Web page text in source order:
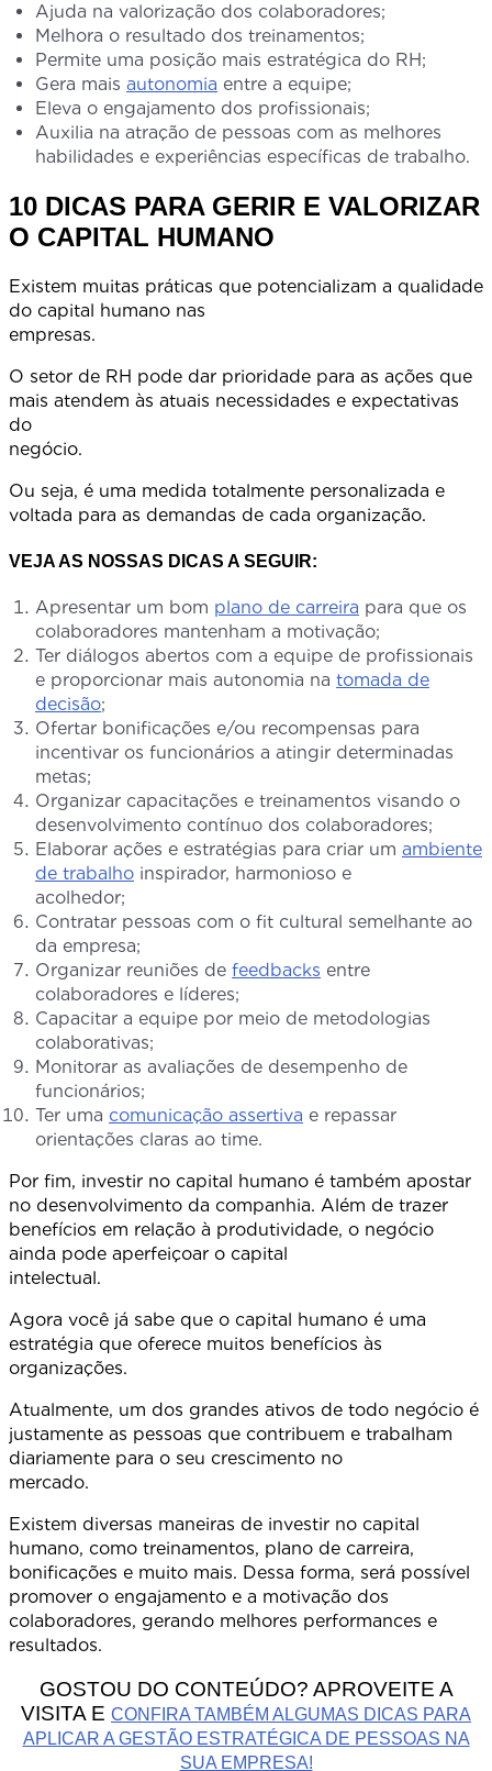
Ajuda na valorização dos colaboradores;
Melhora o resultado dos treinamentos;
Permite uma posição mais estratégica do RH;
Gera mais autonomia entre a equipe;
Eleva o engajamento dos profissionais;
Auxilia na atração de pessoas com as melhores
habilidades e experiências específicas de trabalho.
10 DICAS PARA GERIR E VALORIZAR
O CAPITAL HUMANO
Existem muitas práticas que potencializam a qualidade
do capital humano nas
O setor de RH pode dar prioridade para as ações que
mais atendem às atuais necessidades e expectativas
do
Ou seja, é uma medida totalmente personalizada e
voltada para as demandas de cada organização.
VEJA AS NOSSAS DICAS A SEGUIR:
Apresentar um bom plano de carreira para que os
colaboradores mantenham a motivação;
Ter diálogos abertos com a equipe de profissionais
e proporcionar mais autonomia na tomada de
decisão;
Ofertar bonificações e/ou recompensas para
incentivar os funcionários a atingir determinadas
metas;
Organizar capacitações e treinamentos visando o
desenvolvimento contínuo dos colaboradores;
Elaborar ações e estratégias para criar um ambiente
de trabalho inspirador, harmonioso e
Contratar pessoas com o fit cultural semelhante ao
da empresa;
Organizar reuniões de feedbacks entre
colaboradores e líderes;
Capacitar a equipe por meio de metodologias
colaborativas;
Monitorar as avaliações de desempenho de
funcionários;
Ter uma comunicação assertiva e repassar
orientações claras ao time.
Por fim, investir no capital humano é também apostar
no desenvolvimento da companhia. Além de trazer
benefícios em relação à produtividade, o negócio
ainda pode aperfeiçoar o capital
Agora você já sabe que o capital humano é uma
estratégia que oferece muitos benefícios às
Atualmente, um dos grandes ativos de todo negócio é
justamente as pessoas que contribuem e trabalham
diariamente para o seu crescimento no
Existem diversas maneiras de investir no capital
humano, como treinamentos, plano de carreira,
bonificações e muito mais. Dessa forma, será possível
promover o engajamento e a motivação dos
colaboradores, gerando melhores performances e
resultados.
GOSTOU DO CONTEÚDO? APROVEITE A
VISITA E CONFIRA TAMBÉM ALGUMAS DICAS PARA
APLICAR A GESTÃO ESTRATÉGICA DE PESSOAS NA
SUA EMPRESA!